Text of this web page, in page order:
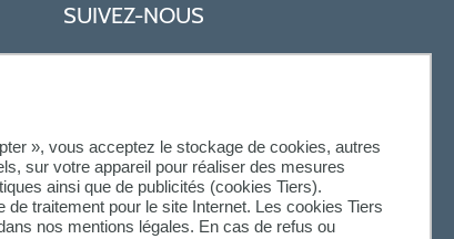
», vous acceptez le stockage de cookies, autres
sur votre appareil pour réaliser des mesures
ainsi que de publicités (cookies Tiers).
de traitement pour le site Internet. Les cookies Tiers
nos mentions légales. En cas de refus ou
SUIVEZ-NOUS